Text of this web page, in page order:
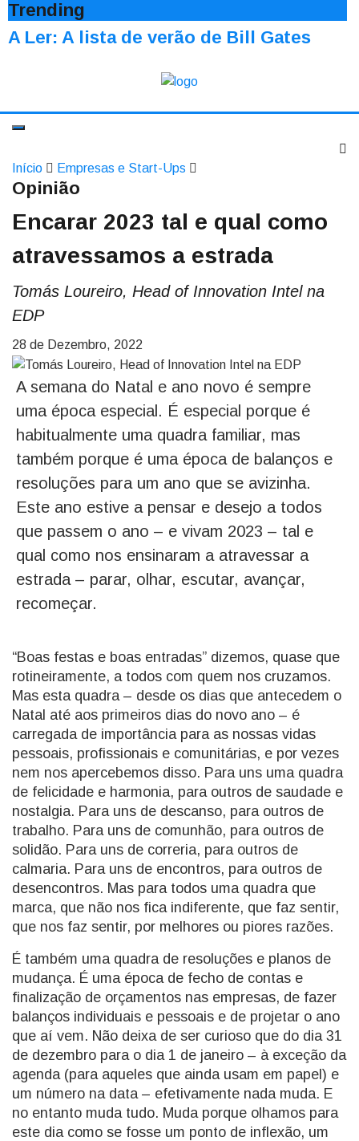
Trending
A Ler: A lista de verão de Bill Gates
Início Empresas e Start-Ups
Opinião
Encarar 2023 tal e qual como
atravessamos a estrada
Tomás Loureiro, Head of Innovation Intel na
EDP
28 de Dezembro, 2022
A semana do Natal e ano novo é sempre
uma época especial. É especial porque é
habitualmente uma quadra familiar, mas
também porque é uma época de balanços e
resoluções para um ano que se avizinha.
Este ano estive a pensar e desejo a todos
que passem o ano – e vivam 2023 – tal e
qual como nos ensinaram a atravessar a
estrada – parar, olhar, escutar, avançar,
recomeçar.
“Boas festas e boas entradas” dizemos, quase que
rotineiramente, a todos com quem nos cruzamos.
Mas esta quadra – desde os dias que antecedem o
Natal até aos primeiros dias do novo ano – é
carregada de importância para as nossas vidas
pessoais, profissionais e comunitárias, e por vezes
nem nos apercebemos disso. Para uns uma quadra
de felicidade e harmonia, para outros de saudade e
nostalgia. Para uns de descanso, para outros de
trabalho. Para uns de comunhão, para outros de
solidão. Para uns de correria, para outros de
calmaria. Para uns de encontros, para outros de
desencontros. Mas para todos uma quadra que
marca, que não nos fica indiferente, que faz sentir,
que nos faz sentir, por melhores ou piores razões.
É também uma quadra de resoluções e planos de
mudança. É uma época de fecho de contas e
finalização de orçamentos nas empresas, de fazer
balanços individuais e pessoais e de projetar o ano
que aí vem. Não deixa de ser curioso que do dia 31
de dezembro para o dia 1 de janeiro – à exceção da
agenda (para aqueles que ainda usam em papel) e
um número na data – efetivamente nada muda. E
no entanto muda tudo. Muda porque olhamos para
este dia como se fosse um ponto de inflexão, um